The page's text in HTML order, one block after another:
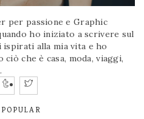
per passione e Graphic
ho iniziato a scrivere sul
alla mia vita e ho
che è casa, moda, viaggi,